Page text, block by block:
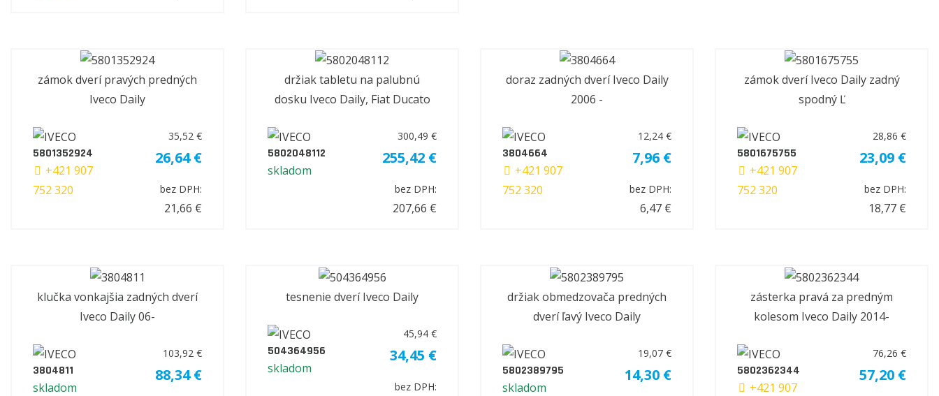
zámok dverí pravých predných
Iveco Daily
5801352924
+421 907
752 320
35,52 €
26,64 €
bez DPH:
21,66 €
držiak tabletu na palubnú
dosku Iveco Daily, Fiat Ducato
5802048112
skladom
300,49 €
255,42 €
bez DPH:
207,66 €
doraz zadných dverí Iveco Daily
2006 -
3804664
+421 907
752 320
12,24 €
7,96 €
bez DPH:
6,47 €
zámok dverí Iveco Daily zadný
spodný Ľ
5801675755
+421 907
752 320
28,86 €
23,09 €
bez DPH:
18,77 €
klučka vonkajšia zadných dverí
Iveco Daily 06-
3804811
skladom
103,92 €
88,34 €
tesnenie dverí Iveco Daily
504364956
skladom
45,94 €
34,45 €
bez DPH:
držiak obmedzovača predných
dverí ľavý Iveco Daily
5802389795
skladom
19,07 €
14,30 €
zásterka pravá za predným
kolesom Iveco Daily 2014-
5802362344
+421 907
76,26 €
57,20 €